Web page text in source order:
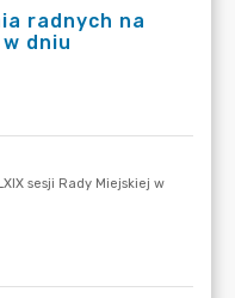
radnych na
dniu